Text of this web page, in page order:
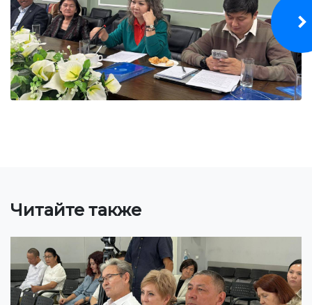
Туризм
Лечебное дело
Информационные технологии
ЭЛЕКТРОННОЕ ОБРАЗОВАНИЕ
Исследования
Международный научный журнал "Экономика,
управление, образование"
Читайте также